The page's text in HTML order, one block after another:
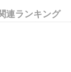
連ランキング